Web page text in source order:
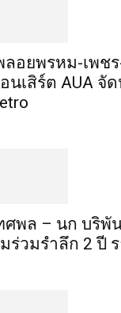
ลอยพรหม-เพช
นเสิร์ต AUA จั
ศพล – นก บริพั
ร่วมรำลึก 2 ปี